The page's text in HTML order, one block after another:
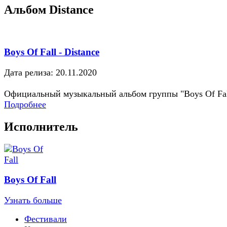
Альбом Distance
Boys Of Fall - Distance
Дата релиза: 20.11.2020
Официальный музыкальный альбом группы "Boys Of
Подробнее
Исполнитель
Boys Of Fall
Узнать больше
Фестивали